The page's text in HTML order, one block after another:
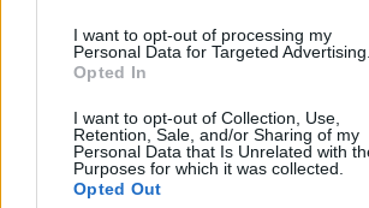
I want to opt-out of processing my
Personal Data for Targeted Advertising.
Opted In
I want to opt-out of Collection, Use,
Retention, Sale, and/or Sharing of my
Personal Data that Is Unrelated with
Purposes for which it was collected.
Opted Out
PIÙ INFORMAZIONI SU
assegno ponte
assegno unico
fisco e tasse
il legale inps
LEGGI GLI ALTRI ARTICOLI